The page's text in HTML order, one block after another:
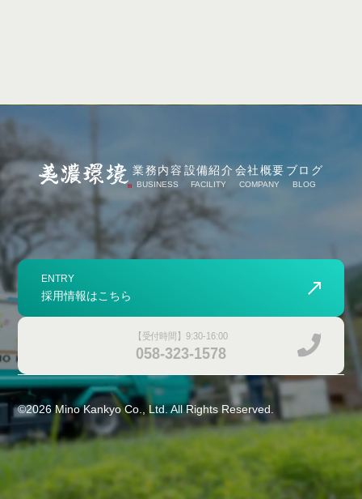
業務内容
BUSINESS
設備紹介
FACILITY
会社概要
COMPANY
ブログ
BLOG
ENTRY
採用情報はこちら
【受付時間】9:30-16:00
058-323-1578
©2026Mino Kankyo Co., Ltd. All Rights Reserved.